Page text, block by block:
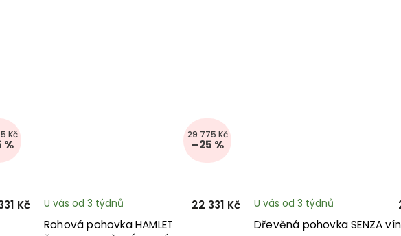
Kč
%
Kč
29 775 Kč
–25 %
Rohová pohovka HAMLET
U vás od 3 týdnů
22 331 Kč
Dřevěná pohovka SENZA
U vás od 3 týdnů